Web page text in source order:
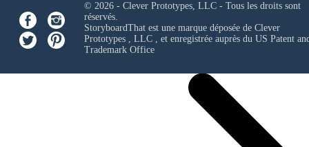
© 2026 - Clever Prototypes, LLC - Tous les droits sont
réservés.
StoryboardThat est une marque déposée de Clever
Prototypes , LLC, et enregistrée auprès du US Patent
Trademark Office